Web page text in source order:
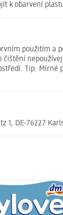
k obarvení
prvním použitím
čištění
Tip: Mírné
1, DE-76227